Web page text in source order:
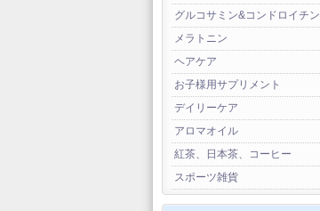
グルコサミン&コンドロイチン
メラトニン
ヘアケア
お子様用サプリメント
デイリーケア
アロマオイル
紅茶、日本茶、コーヒー
スポーツ雑貨